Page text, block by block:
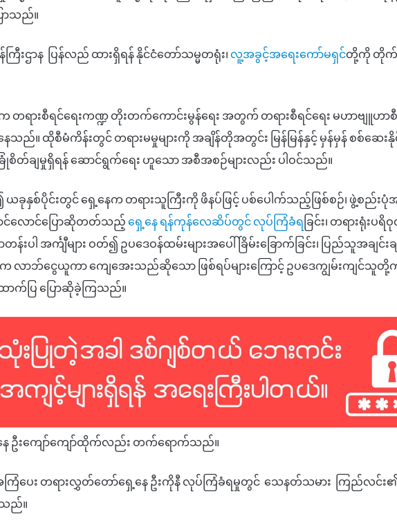
ာသည်။
ြီးဌာန ပြန်လည် ထားရှိရန် နိုင်ငံတော်သမ္မတရုံး၊ လူ့အခွင့်အရေးကော်မရှင်တို့ကို တိုက်
တရားစီရင်ရေးကဏ္ဍ တိုးတက်ကောင်းမွန်ရေး အတွက် တရားစီရင်ရေး မဟာဗျူဟာ
သည်။ ထိုစီမံကိန်းတွင် တရားမမှုများကို အချိန်တိုအတွင်း မြန်မြန်နှင့် မှန်မှန် စစ်ဆေးနိုင်
စိတ်ချမှုရှိရန် ဆောင်ရွက်ရေး ဟူသော အစီအစဉ်များလည်း ပါဝင်သည်။
ခုနှစ်ပိုင်းတွင် ရှေ့နေက တရားသူကြီးကို ဖိနပ်ဖြင့် ပစ်ပေါက်သည့်ဖြစ်စဉ်၊ ဖွဲ့စည်းပုံအ
င်လောင်ပြောဆိုတတ်သည့် ရှေ့နေ ရန်ကုန်လေဆိပ်တွင် လုပ်ကြံခံရ ခြင်း၊ တရားရုံးပ
းပါ အင်္ကျီများ ဝတ်၍ ဥပဒေဝန်ထမ်းများအပေါ် ခြိမ်းခြောက်ခြင်း၊ ပြည်သူအချင်းခ
လာဘ်ငွေယူကာ ကျေအေးသည်ဆိုသော ဖြစ်ရပ်များကြောင့် ဥပဒေကျွမ်းကျင်သူတို့
ောက်ပြ ပြောဆိုခဲ့ကြသည်။
ဦးကျော်ကျော်ထိုက်လည်း တက်ရောက်သည်။
ြံပေး တရားလွှတ်တော်ရှေ့နေ ဦးကိုနီ လုပ်ကြံခံရမှုတွင် သေနတ်သမား ကြည်လင်း
သည်။